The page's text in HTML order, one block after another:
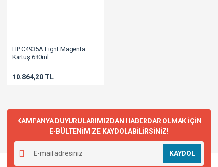
HP C4935A Light Magenta
Kartuş 680ml
10.864,20 TL
KAMPANYA DUYURULARIMIZDAN HABERDAR OLMAK İÇİN
E-BÜLTENİMİZE KAYDOLABİLİRSİNİZ!
KAYDOL